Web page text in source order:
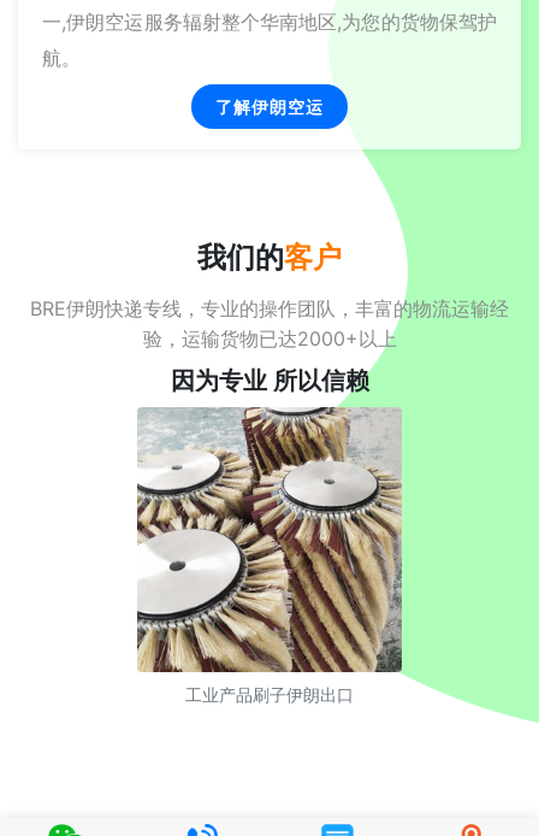
一,伊朗空运服务辐射整个华南地区,为您的货物保驾护
航。
了解伊朗空运
我们的客户
BRE伊朗快递专线，专业的操作团队，丰富的物流运输经
验，运输货物已达2000+以上
因为专业 所以信赖
工业产品刷子伊朗出口